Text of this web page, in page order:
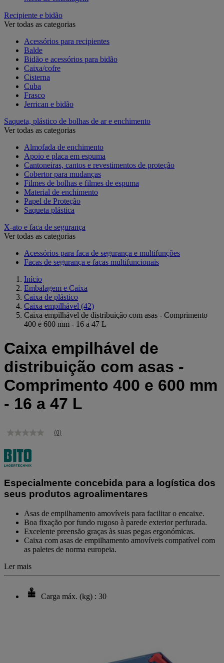
Recipiente e bidão
Ver todas as categorias
Acessórios para recipientes
Balde
Bidão e acessórios para bidão
Caixa/cofre
Cisterna
Cuba
Frasco
Jerrican e bidão
Saqueta, plástico de bolhas de ar e enchimento
Ver todas as categorias
Almofada de enchimento
Apoio e placa em espuma
Cantoneiras, cantos e revestimentos de proteção
Cobertor para mudanças
Filmes de bolhas e filmes de espuma
Material de enchimento
Papel de Proteção
Saqueta plástica
X-ato e faca de segurança
Ver todas as categorias
Acessórios para faca de segurança e multifunções
Facas de segurança e facas multifuncionais
Início
Embalagem e Caixa
Caixa de plástico
Caixa empilhável (42)
Caixa empilhável de distribuição com asas - Comprimento
400 e 600 mm - 16 a 47 L
Caixa empilhável de
distribuição com asas -
Comprimento 400 e 600 mm
- 16 a 47 L
Sem
de
classificação
Link
a
mesma
página.
(0)
Especialmente concebida para a logística dos
seus produtos agroalimentares
Asas de empilhamento amovíveis para facilitar o encaixe.
Boa fixação por fundo rugoso à parede exterior perfurada.
Excelente preensão graças às suas pegas ergonómicas.
Caixa com asas de empilhamento amovíveis compatível com
as paletes de norma europeia.
Ler mais
Carga máx. (kg) : 30